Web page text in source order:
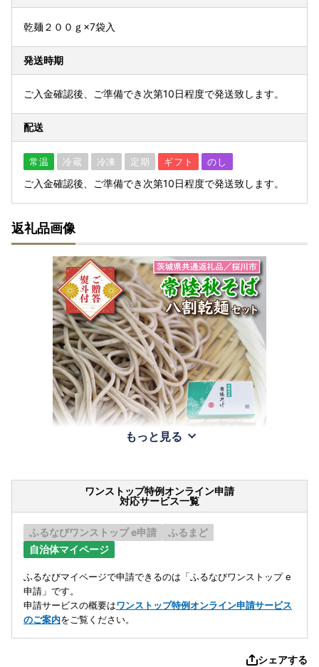
乾麺２００ｇ×7袋入
発送時期
ご入金確認後、ご準備でき次第10日程度で発送致します。
配送
常温 冷蔵 冷凍 定期 ギフト のし
ご入金確認後、ご準備でき次第10日程度で発送致します。
返礼品画像
もっと見る
ワンストップ特例オンライン申請
対応サービス一覧
ふるなびワンストップ e申請
ふるまど
自治体マイページ
ふるなびマイページで申請できるのは「ふるなびワンストップ e
申請」です。
申請サービスの概要はワンストップ特例オンライン申請サービス
のご案内をご覧ください。
シェアする